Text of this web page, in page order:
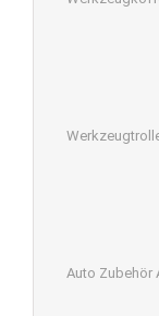
Auto Zubehör